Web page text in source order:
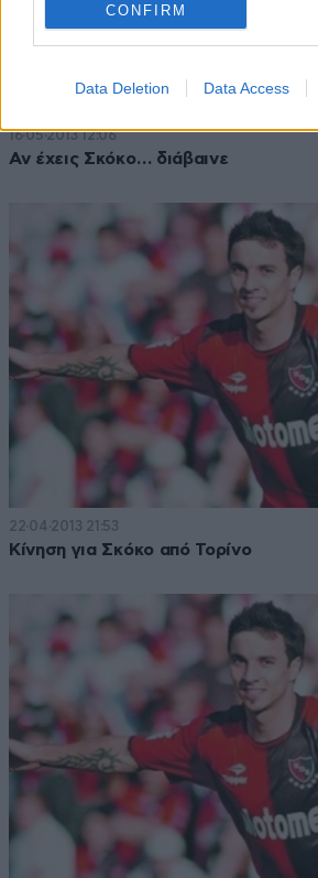
CONFIRM
Data Deletion Data Access
16·05·2013 12:06
Αν έχεις Σκόκο… διάβαινε
22·04·2013 21:53
Κίνηση για Σκόκο από Τορίνο